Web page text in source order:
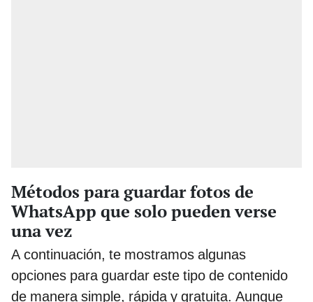
Métodos para guardar fotos de
WhatsApp que solo pueden verse
una vez
A continuación, te mostramos algunas
opciones para guardar este tipo de contenido
de manera simple, rápida y gratuita. Aunque